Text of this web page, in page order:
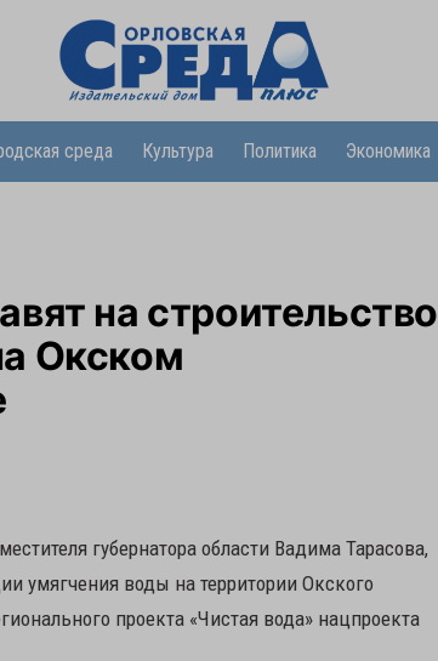
среда Культура Политика Экономика
на строительство
Окском
губернатора области Вадима Тарасова,
умягчения воды на территории Окского
проекта «Чистая вода» нацпроекта